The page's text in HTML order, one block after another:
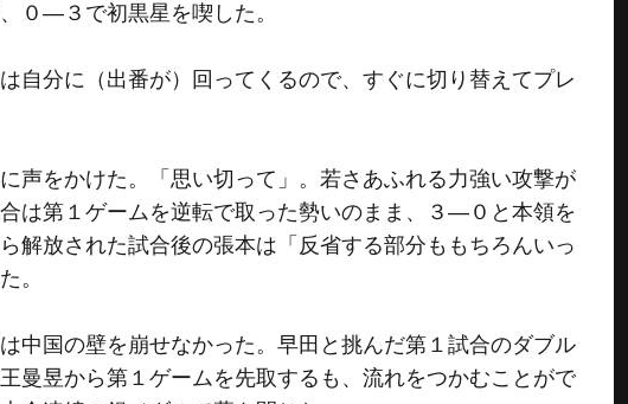
０―３で初黒星を喫した。
自分に（出番が）回ってくるので、すぐに切り替えてプレ
声をかけた。「思い切って」。若さあふれる力強い攻撃が
は第１ゲームを逆転で取った勢いのまま、３―０と本領を
放された試合後の張本は「反省する部分ももちろんいっ
。
中国の壁を崩せなかった。早田と挑んだ第１試合のダブル
曼昱から第１ゲームを先取するも、流れをつかむことがで